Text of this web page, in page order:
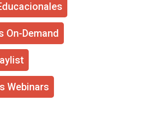
On-Demand
Webinars